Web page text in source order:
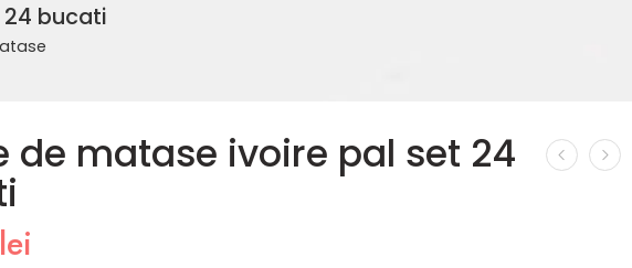
24 bucati
de matase ivoire pal set 24
lei